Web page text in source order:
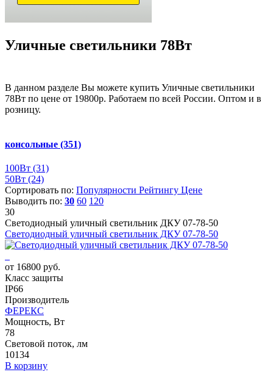
Уличные светильники 78Вт
В данном разделе Вы можете купить Уличные светильники
78Вт по цене от 19800р. Работаем по всей России. Оптом и в
розницу.
консольные (351)
100Вт (31)
50Вт (24)
Сортировать по: Популярности Рейтингу Цене
Выводить по: 30 60 120
30
Светодиодный уличный светильник ДКУ 07-78-50
Светодиодный уличный светильник ДКУ 07-78-50
от 16800 руб.
Класс защиты
IP66
Производитель
ФЕРЕКС
Мощность, Вт
78
Световой поток, лм
10134
В корзину